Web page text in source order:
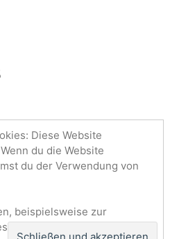
,Mit Stolz präsentiert von
Impressum
Diese Website
du die Website
du der Verwendung von
beispielsweise zur
findest du hier: